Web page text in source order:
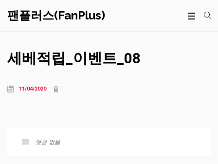
팬플러스(FanPlus)
세베적립_이벤트_08
11/04/2020
댓글 없음